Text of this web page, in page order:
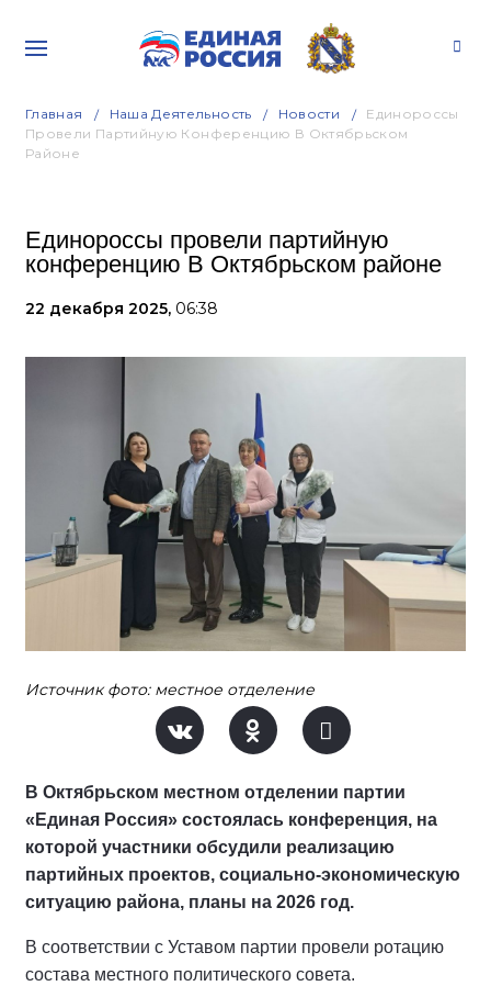
Главная Наша Деятельность Новости
Единороссы
Провели Партийную Конференцию В Октябрьском
Районе
Единороссы провели партийную
конференцию В Октябрьском районе
22 декабря 2025, 06:38
Источник фото: местное отделение
В Октябрьском местном отделении партии
«Единая Россия» состоялась конференция, на
которой участники обсудили реализацию
партийных проектов, социально-экономическую
ситуацию района, планы на 2026 год.
В соответствии с Уставом партии провели ротацию
состава местного политического совета.